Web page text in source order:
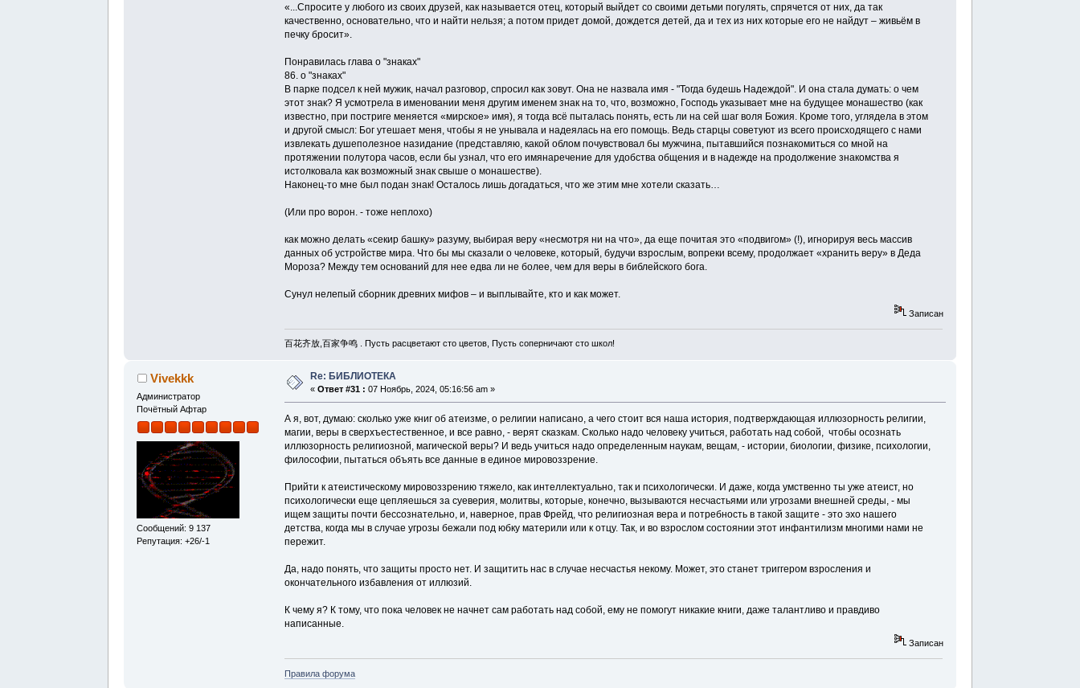
«...Спросите у любого из своих друзей, как называется отец, который выйдет со своими детьми погулять, спрячется от них, да так
качественно, основательно, что и найти нельзя; а потом придет домой, дождется детей, да и тех из них которые его не найдут – живьём в
печку бросит».
Понравилась глава о "знаках"
86. о "знаках"
В парке подсел к ней мужик, начал разговор, спросил как зовут. Она не назвала имя - "Тогда будешь Надеждой". И она стала думать: о чем
этот знак? Я усмотрела в именовании меня другим именем знак на то, что, возможно, Господь указывает мне на будущее монашество (как
известно, при постриге меняется «мирское» имя), я тогда всё пыталась понять, есть ли на сей шаг воля Божия. Кроме того, углядела в этом
и другой смысл: Бог утешает меня, чтобы я не унывала и надеялась на его помощь. Ведь старцы советуют из всего происходящего с нами
извлекать душеполезное назидание (представляю, какой облом почувствовал бы мужчина, пытавшийся познакомиться со мной на
протяжении полутора часов, если бы узнал, что его имянаречение для удобства общения и в надежде на продолжение знакомства я
истолковала как возможный знак свыше о монашестве).
Наконец-то мне был подан знак! Осталось лишь догадаться, что же этим мне хотели сказать…
(Или про ворон. - тоже неплохо)
как можно делать «секир башку» разуму, выбирая веру «несмотря ни на что», да еще почитая это «подвигом» (!), игнорируя весь массив
данных об устройстве мира. Что бы мы сказали о человеке, который, будучи взрослым, вопреки всему, продолжает «хранить веру» в Деда
Мороза? Между тем оснований для нее едва ли не более, чем для веры в библейского бога.
Сунул нелепый сборник древних мифов – и выплывайте, кто и как может.
Записан
百花齐放,百家争鸣 . Пусть расцветают сто цветов, Пусть соперничают сто школ!
Vivekkk
Администратор
Почётный Афтар
Сообщений: 9 137
Репутация: +26/-1
Re: БИБЛИОТЕКА
«Ответ #31 : 07 Ноябрь, 2024, 05:16:56 am »
А я, вот, думаю: сколько уже книг об атеизме, о религии написано, а чего стоит вся наша история, подтверждающая иллюзорность религии,
магии, веры в сверхъестественное, и все равно, - верят сказкам. Сколько надо человеку учиться, работать над собой, чтобы осознать
иллюзорность религиозной, магической веры? И ведь учиться надо определенным наукам, вещам, - истории, биологии, физике, психологии,
философии, пытаться объять все данные в единое мировоззрение.
Прийти к атеистическому мировоззрению тяжело, как интеллектуально, так и психологически. И даже, когда умственно ты уже атеист, но
психологически еще цепляешься за суеверия, молитвы, которые, конечно, вызываются несчастьями или угрозами внешней среды, - мы
ищем защиты почти бессознательно, и, наверное, прав Фрейд, что религиозная вера и потребность в такой защите - это эхо нашего
детства, когда мы в случае угрозы бежали под юбку материли или к отцу. Так, и во взрослом состоянии этот инфантилизм многими нами не
пережит.
Да, надо понять, что защиты просто нет. И защитить нас в случае несчастья некому. Может, это станет триггером взросления и
окончательного избавления от иллюзий.
К чему я? К тому, что пока человек не начнет сам работать над собой, ему не помогут никакие книги, даже талантливо и правдиво
написанные.
Записан
Правила форума